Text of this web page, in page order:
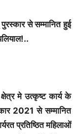
पुरस्कार से सम्मानित हुई
मे उत्कृष्ट कार्य के
2021 से सम्मानित
प्रतिष्ठित महिलाओं